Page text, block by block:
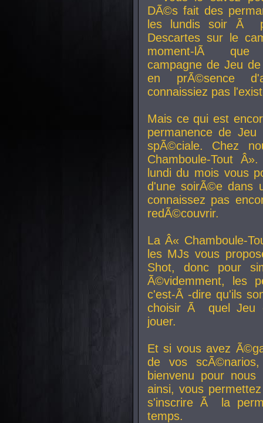
DÃ©s fait des
les lundis soir Ã
Descartes sur le
moment-lÃ que
campagne de Jeu
en prÃ©sence
connaissiez pas
Mais ce qui est
permanence de
spÃ©ciale. Chez
Chamboule-Tout
lundi du mois vous
d'une soirÃ©e dans
connaissez pas
redÃ©couvrir.
La Â« Chamboule-
les MJs vous
Shot, donc pour
Ã©videmment, les
c'est-Ã -dire qu'ils
choisir Ã quel Jeu
jouer.
Et si vous avez
de vos
bienvenu pour
ainsi, vous
s'inscrire Ã la
temps.